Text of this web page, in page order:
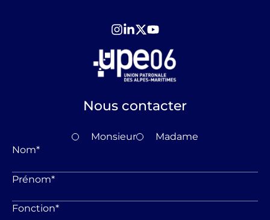
Nous contacter
Monsieur
Madame
Nom*
Prénom*
Fonction*